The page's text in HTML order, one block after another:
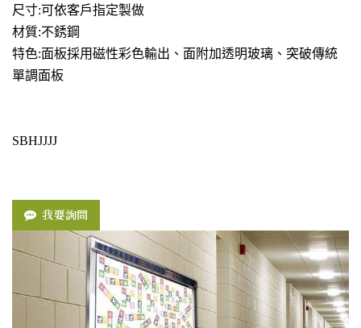
尺寸:可依客戶指定製做
材質:不銹鋼
特色:面板採用磁性彩色輸出、面附加透明玻璃、突破傳統
單調面板
SBHJJJJ
我要詢問